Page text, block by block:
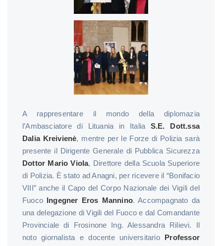
A rappresentare il mondo della diplomazia
l’Ambasciatore di Lituania in Italia S.E. Dott.ssa
Dalia Kreivienė, mentre per le Forze di Polizia sarà
presente il Dirigente Generale di Pubblica Sicurezza
Dottor Mario Viola, Direttore della Scuola Superiore
di Polizia. È stato ad Anagni, per ricevere il “Bonifacio
VIII” anche il Capo del Corpo Nazionale dei Vigili del
Fuoco Ingegner Eros Mannino. Accompagnato da
una delegazione di Vigili del Fuoco e dal Comandante
Provinciale di Frosinone Ing. Alessandra Rilievi. Il
noto giornalista e docente universitario Professor